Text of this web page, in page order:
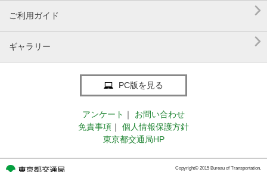
ご利用ガイド 
ギャラリー 
PC版を見る
アンケート ｜
お問い合わせ
免責事項 ｜
個人情報保護方針
東京都交通局HP
Copyright© 2015 Bureau of Transportation.